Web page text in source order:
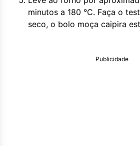
minutos a 180 °C. Faça o
seco, o bolo moça caipira
Publicidade